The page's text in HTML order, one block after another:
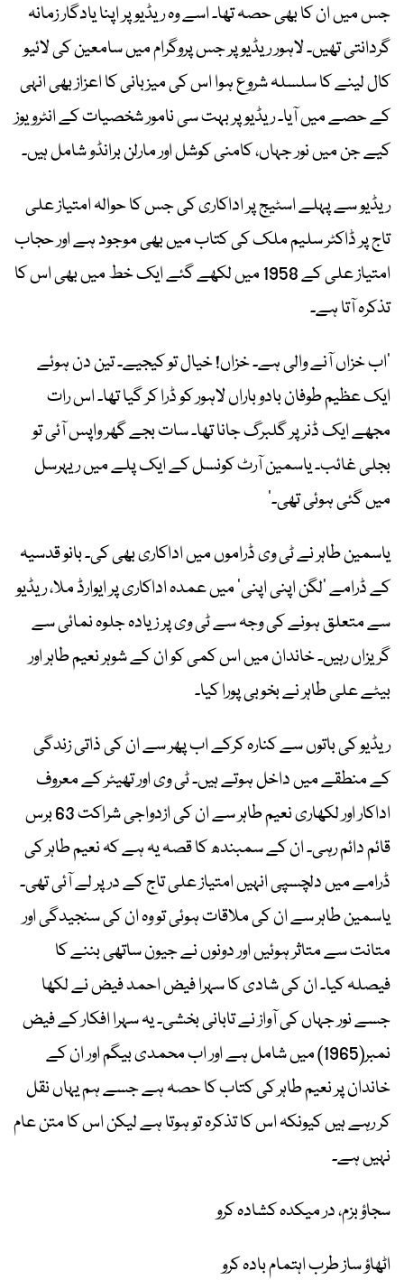
جس میں ان کا بھی حصہ تھا۔ اسے وہ ریڈیو پر اپنا یادگار زمانہ
گردانتی تھیں۔ لاہور ریڈیو پر جس پروگرام میں سامعین کی لائیو
کال لینے کا سلسلہ شروع ہوا اس کی میزبانی کا اعزاز بھی انہی
کے حصے میں آیا۔ ریڈیو پر بہت سی نامور شخصیات کے انٹرویوز
کیے جن میں نور ‎جہاں، کامنی کوشل اور مارلن برانڈو شامل ہیں۔
‎ریڈیو سے پہلے اسٹیج پر اداکاری کی جس کا حوالہ امتیاز علی
تاج پر ڈاکٹر سلیم ملک کی کتاب میں بھی موجود ہے اور حجاب
امتیاز علی کے 1958 میں لکھے گئے ایک خط میں بھی اس کا
تذکرہ آتا ہے۔
‎’اب خزاں آنے والی ہے۔ خزاں! خیال تو کیجیے۔ تین دن ہوئے
ایک عظیم طوفان بادو باراں لاہور کو ڈرا کر گیا تھا۔ اس رات
مجھے ایک ڈنر پر گلبرگ جانا تھا۔ سات بجے گھر واپس آئی تو
بجلی غائب۔ یاسمین آرٹ کونسل کے ایک پلے میں ریہرسل
میں گئی ہوئی تھی۔’
یاسمین طاہر نے ٹی وی ڈراموں میں اداکاری بھی کی۔ بانو قدسیہ
کے ڈرامے ‘لگن اپنی اپنی’ میں عمدہ اداکاری پر ایوارڈ ملا، ریڈیو
سے متعلق ہونے کی وجہ سے ٹی وی پر زیادہ جلوہ نمائی سے
گریزاں رہیں۔ خاندان میں اس کمی کو ان کے شوہر نعیم طاہر اور
بیٹے علی طاہر نے بخوبی پورا کیا۔
‎ریڈیو کی باتوں سے کنارہ کرکے اب پھر سے ان کی ذاتی زندگی
کے منطقے میں داخل ہوتے ہیں۔ ٹی وی اور تھیٹر کے معروف
اداکار اور لکھاری نعیم طاہر سے ان کی ازدواجی شراکت 63 برس
قائم دائم رہی۔ ان کے سمبندھ کا قصہ یہ ہے کہ نعیم طاہر کی
ڈرامے میں دلچسپی انہیں امتیاز علی تاج کے در پر لے آئی تھی۔
یاسمین طاہر سے ان کی ملاقات ہوئی تو وہ ان کی سنجیدگی اور
متانت سے متاثر ہوئیں اور دونوں نے جیون ساتھی بننے کا
فیصلہ کیا۔ ان کی شادی کا سہرا فیض احمد فیض نے لکھا
جسے نور جہاں کی آواز نے تابانی بخشی۔ یہ سہرا افکار کے فیض
نمبر(1965) میں شامل ہے اور اب محمدی بیگم اور ان کے
خاندان پر نعیم طاہر کی کتاب کا حصہ ہے جسے ہم یہاں نقل
کر رہے ہیں کیونکہ اس کا تذکرہ تو ہوتا ہے لیکن اس کا متن عام
نہیں ہے۔